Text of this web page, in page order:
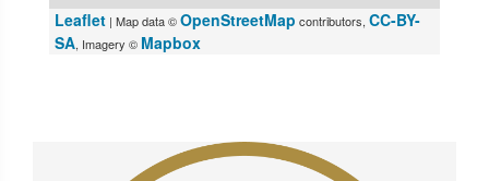
Leaflet | Map data ©OpenStreetMap contributors, CC-BY-
SA, Imagery © Mapbox